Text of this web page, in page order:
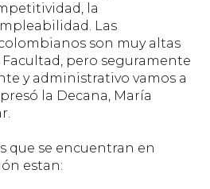
la
Las
son muy altas
pero seguramente
y administrativo vamos a
la Decana, María
que se encuentran en
estan: